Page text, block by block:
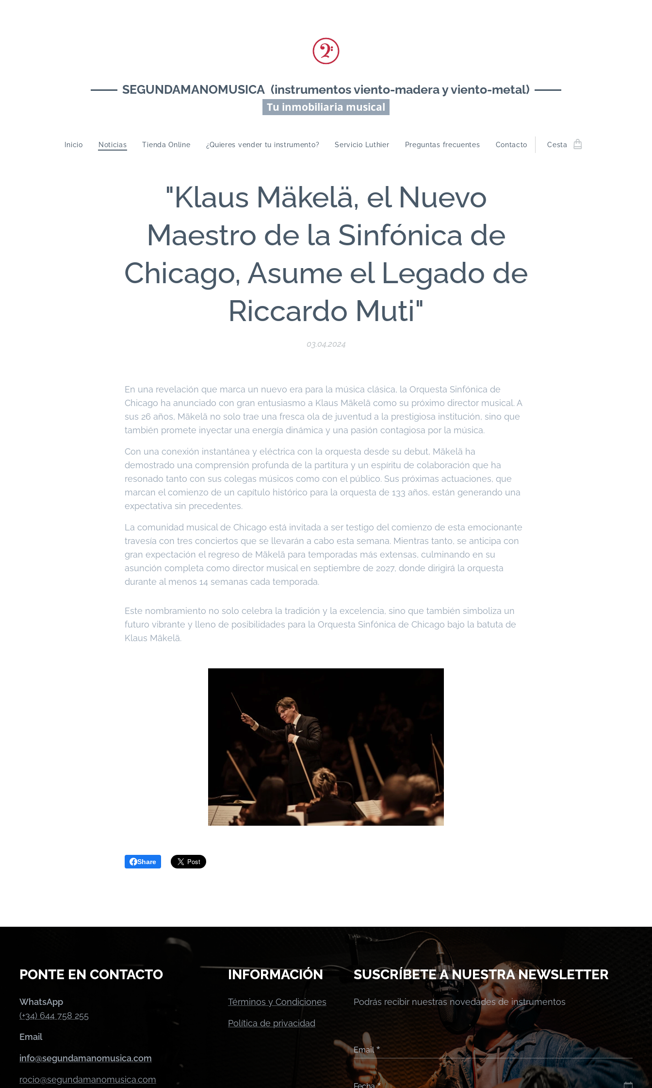
SEGUNDAMANOMUSICA (instrumentos viento-madera y viento-metal)
Tu inmobiliaria musical
Inicio Noticias Tienda Online ¿Quieres vender tu instrumento? Servicio Luthier Preguntas frecuentes Contacto Cesta
"Klaus Mäkelä, el Nuevo
Maestro de la Sinfónica de
Chicago, Asume el Legado de
Riccardo Muti"
03.04.2024
En una revelación que marca un nuevo era para la música clásica, la Orquesta Sinfónica de
Chicago ha anunciado con gran entusiasmo a Klaus Mäkelä como su próximo director musical. A
sus 26 años, Mäkelä no solo trae una fresca ola de juventud a la prestigiosa institución, sino que
también promete inyectar una energía dinámica y una pasión contagiosa por la música.
Con una conexión instantánea y eléctrica con la orquesta desde su debut, Mäkelä ha
demostrado una comprensión profunda de la partitura y un espíritu de colaboración que ha
resonado tanto con sus colegas músicos como con el público. Sus próximas actuaciones, que
marcan el comienzo de un capítulo histórico para la orquesta de 133 años, están generando una
expectativa sin precedentes.
La comunidad musical de Chicago está invitada a ser testigo del comienzo de esta emocionante
travesía con tres conciertos que se llevarán a cabo esta semana. Mientras tanto, se anticipa con
gran expectación el regreso de Mäkelä para temporadas más extensas, culminando en su
asunción completa como director musical en septiembre de 2027, donde dirigirá la orquesta
durante al menos 14 semanas cada temporada.
Este nombramiento no solo celebra la tradición y la excelencia, sino que también simboliza un
futuro vibrante y lleno de posibilidades para la Orquesta Sinfónica de Chicago bajo la batuta de
Klaus Mäkelä.
Share
PONTE EN CONTACTO
WhatsApp
(+34) 644 758 255
Email
info@segundamanomusica.com
rocio@segundamanomusica.com
INFORMACIÓN
Términos y Condiciones
Política de privacidad
SUSCRÍBETE A NUESTRA NEWSLETTER
Podrás recibir nuestras novedades de instrumentos
Email